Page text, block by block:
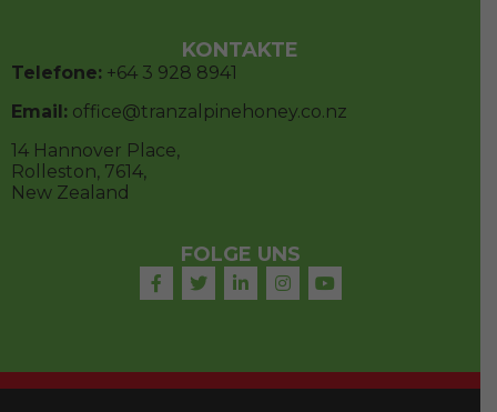
KONTAKTE
Telefone: +64 3 928 8941
Email: office@tranzalpinehoney.co.nz
14 Hannover Place,
Rolleston, 7614,
New Zealand
FOLGE UNS